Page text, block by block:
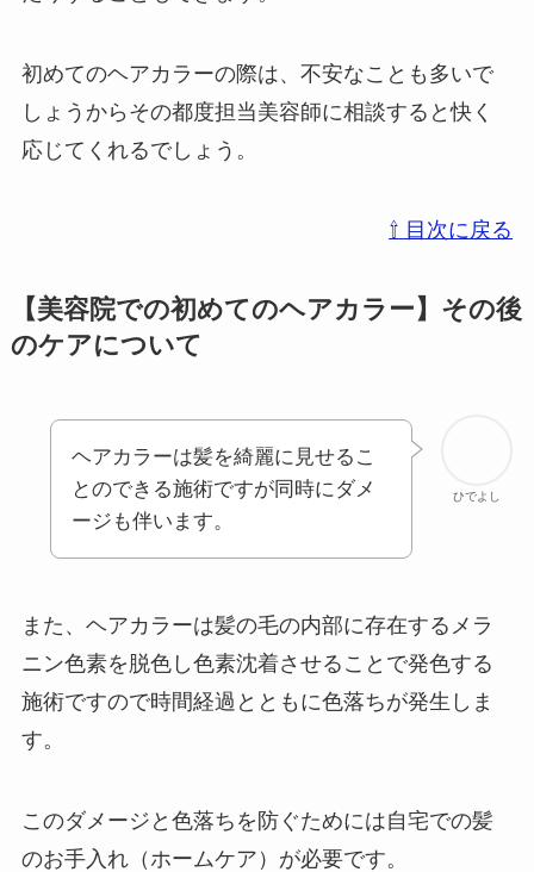
初めてのヘアカラーの際は、不安なことも多いで
しょうからその都度担当美容師に相談すると快く
応じてくれるでしょう。
⇧ 目次に戻る
【美容院での初めてのヘアカラー】その後
のケアについて
ひでよし
ヘアカラーは髪を綺麗に見せるこ
とのできる施術ですが同時にダメ
ージも伴います。
また、ヘアカラーは髪の毛の内部に存在するメラ
ニン色素を脱色し色素沈着させることで発色する
施術ですので時間経過とともに色落ちが発生しま
す。
このダメージと色落ちを防ぐためには自宅での髪
のお手入れ（ホームケア）が必要です。